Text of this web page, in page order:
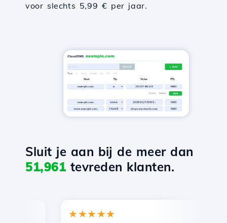
voor slechts 5,99 € per jaar.
Sluit je aan bij de meer dan
51,961 tevreden klanten.
★★★★★